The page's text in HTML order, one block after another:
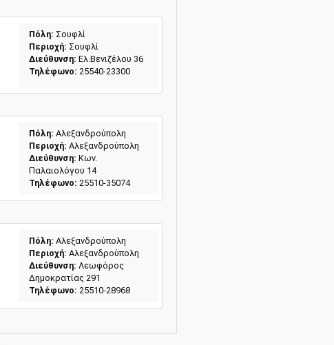
Πόλη: Σουφλί
Περιοχή: Σουφλί
Διεύθυνση: Ελ.Βενιζέλου 36
Τηλέφωνο: 25540-23300
Πόλη: Αλεξανδρούπολη
Περιοχή: Αλεξανδρούπολη
Διεύθυνση: Κων.
Παλαιολόγου 14
Τηλέφωνο: 25510-35074
Πόλη: Αλεξανδρούπολη
Περιοχή: Αλεξανδρούπολη
Διεύθυνση: Λεωφόρος
Δημοκρατίας 291
Τηλέφωνο: 25510-28968